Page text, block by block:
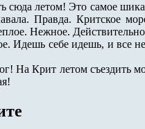
сюда летом! Это самое
Правда. Критское
Нежное.
Идешь себе идешь, и все
На Крит летом съездить